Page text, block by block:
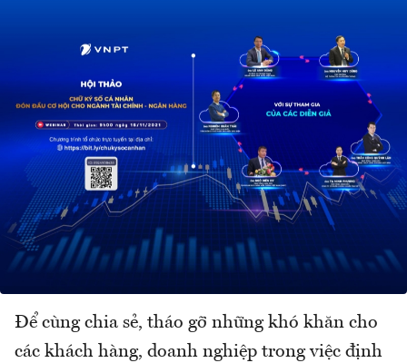
Để cùng chia sẻ, tháo gỡ những khó khăn cho
các khách hàng, doanh nghiệp trong việc định